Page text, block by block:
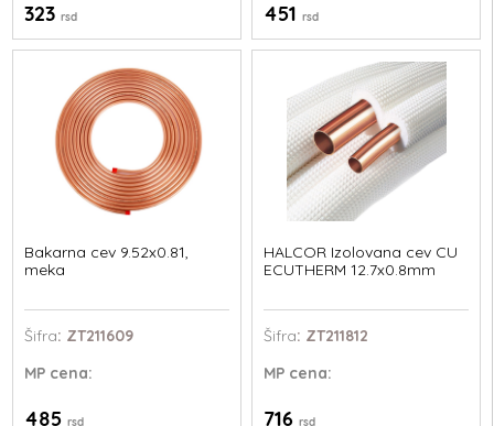
323rsd 451 rsd
Bakarna cev 9.52x0.81,
meka
Šifra: ZT211609
MP cena:
485rsd
HALCOR Izolovana cev CU
ECUTHERM 12.7x0.8mm
Šifra: ZT211812
MPcena:
716 rsd